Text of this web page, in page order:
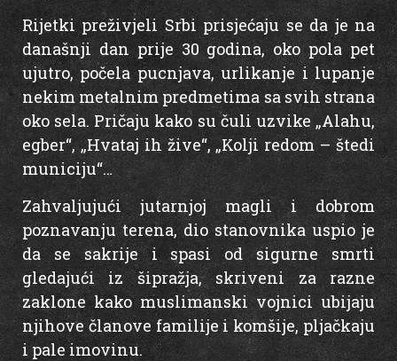
Rijetki preživjeli Srbi prisjećaju se da je na
današnji dan prije 30 godina, oko pola pet
ujutro, počela pucnjava, urlikanje i lupanje
nekim metalnim predmetima sa svih strana
oko sela. Pričaju kako su čuli uzvike „Alahu,
egber“, „Hvataj ih žive“, „Kolji redom – štedi
municiju“…
Zahvaljujući jutarnjoj magli i dobrom
poznavanju terena, dio stanovnika uspio je
da se sakrije i spasi od sigurne smrti
gledajući iz šipražja, skriveni za razne
zaklone kako muslimanski vojnici ubijaju
njihove članove familije i komšije, pljačkaju
i pale imovinu.